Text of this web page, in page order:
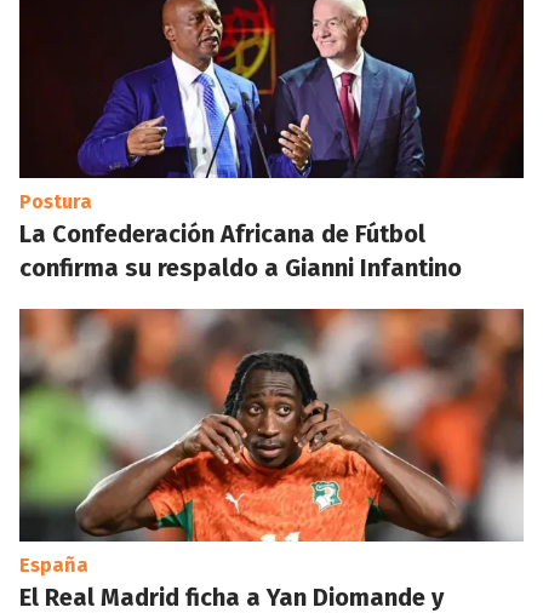
Postura
La Confederación Africana de Fútbol
confirma su respaldo a Gianni Infantino
España
El Real Madrid ficha a Yan Diomande y